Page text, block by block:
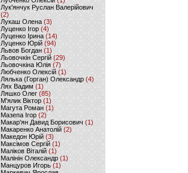
Лук'янчук Руслан Валерійович
(2)
Лукаш Олена (3)
Луценко Ігор (4)
Луценко Ірина (14)
Луценко Юрій (94)
Львов Богдан (1)
Льовочкін Сергій (29)
Льовочкіна Юлія(7)
Любченко Олексій(1)
Лялька (Горган) Олександр(4)
Лях Вадим (1)
Ляшко Олег (85)
М'ялик Віктор(1)
Магута Роман(1)
Мазепа Ігор (2)
Макар'ян Давид Борисович(1)
Макаренко Анатолій (2)
Македон Юрій(3)
Максімов Сергій (1)
Маліков Віталій (1)
Малінін Олександр (1)
Манцуров Игорь (1)